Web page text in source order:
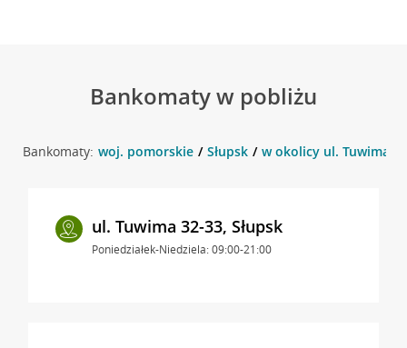
Bankomaty w pobliżu
Bankomaty: woj. pomorskie Słupsk w okolicy ul. Tuwima
ul. Tuwima 32-33, Słupsk
Poniedziałek-Niedziela: 09:00-21:00